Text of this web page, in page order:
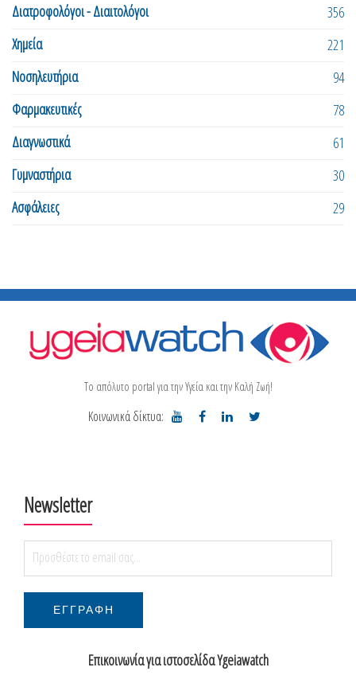
Διατροφολόγοι - Διαιτολόγοι
356
Χημεία
221
Νοσηλευτήρια
94
Φαρμακευτικές
78
Διαγνωστικά
61
Γυμναστήρια
30
Ασφάλειες
29
Το απόλυτο portal για την Υγεία και την Καλή Ζωή!
Κοινωνικά δίκτυα:
Newsletter
Επικοινωνία για ιστοσελίδα Ygeiawatch